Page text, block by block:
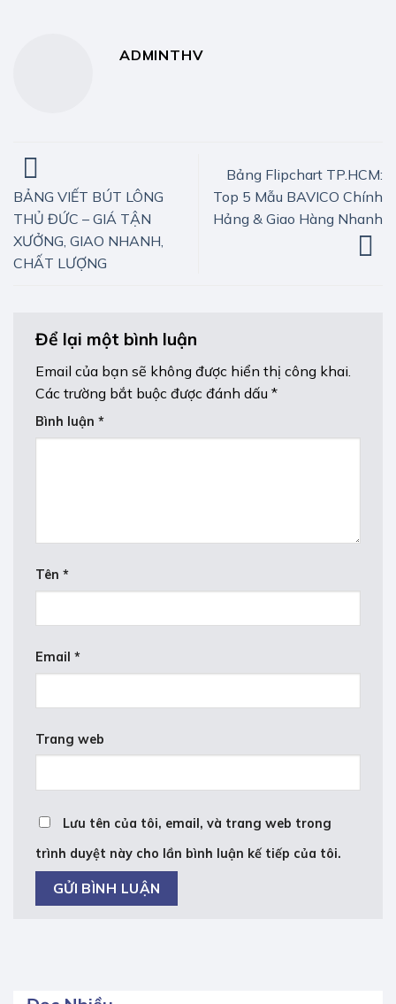
ADMINTHV
BẢNG VIẾT BÚT LÔNG
THỦ ĐỨC – GIÁ TẬN
XƯỞNG, GIAO NHANH,
CHẤT LƯỢNG
Bảng Flipchart TP.HCM:
Top 5 Mẫu BAVICO Chính
Hảng & Giao Hàng Nhanh
Để lại một bình luận
Email của bạn sẽ không được hiển thị công khai.
Các trường bắt buộc được đánh dấu *
Bình luận *
Tên *
Email *
Trang web
Lưu tên của tôi, email, và trang web trong
trình duyệt này cho lần bình luận kế tiếp của tôi.